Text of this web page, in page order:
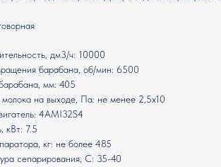
дм3/ч: 10000
барабана, об/мин: 6500
мм: 405
молока на выходе, Па: не менее 2,5х10
4АМI32S4
кВт: 7.5
кг: не более 485
сепарирования, С: 35-40